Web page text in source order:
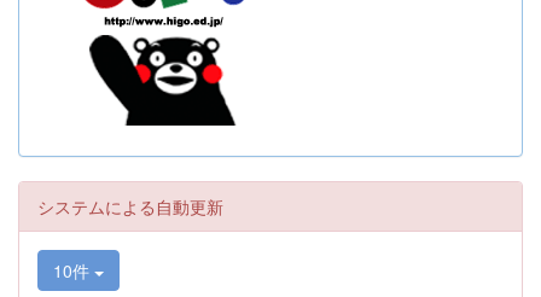
システムによる自動更新
10件